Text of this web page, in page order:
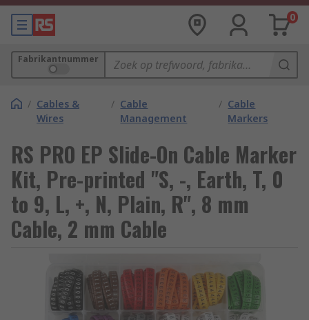
0
Fabrikantnummer
/ Cables &
Wires
/ Cable
Management
/ Cable
Markers
RS PRO EP Slide-On Cable Marker
Kit, Pre-printed "S, -, Earth, T, 0
to 9, L, +, N, Plain, R", 8 mm
Cable, 2 mm Cable